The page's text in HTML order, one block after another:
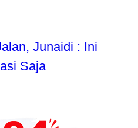
Junaidi : Ini
Saja